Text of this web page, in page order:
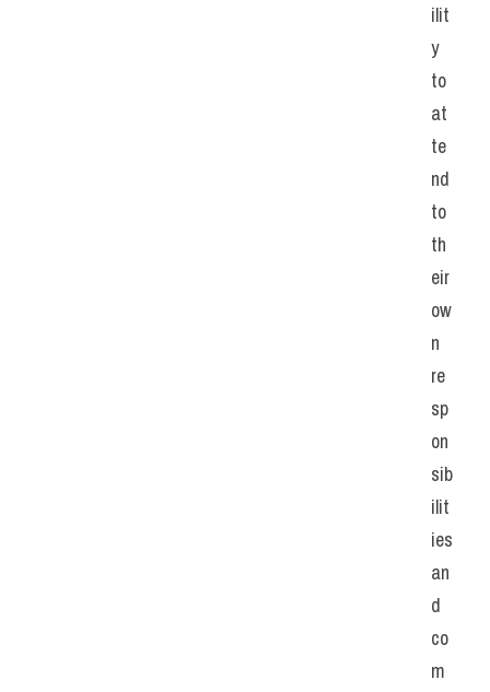
ilit
y
to
at
te
nd
to
th
eir
ow
n
re
sp
on
sib
ilit
ies
an
d
co
m